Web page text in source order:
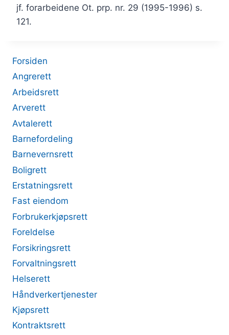
jf. forarbeidene Ot. prp. nr. 29 (1995-1996) s.
121.
Forsiden
Angrerett
Arbeidsrett
Arverett
Avtalerett
Barnefordeling
Barnevernsrett
Boligrett
Erstatningsrett
Fast eiendom
Forbrukerkjøpsrett
Foreldelse
Forsikringsrett
Forvaltningsrett
Helserett
Håndverkertjenester
Kjøpsrett
Kontraktsrett